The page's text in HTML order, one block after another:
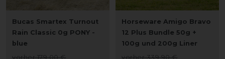
Bucas Smartex Turnout
Rain Classic 0g PONY -
blue
vorher 179,00 €
Horseware Amigo Bravo
12 Plus Bundle 50g +
100g und 200g Liner
vorher 339,90 €